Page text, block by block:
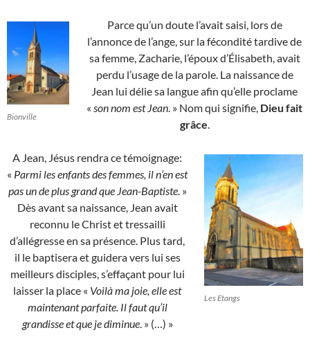
Bionville
Parce qu’un doute l’avait saisi, lors de
l’annonce de l’ange, sur la fécondité tardive de
sa femme, Zacharie, l’époux d’Élisabeth, avait
perdu l’usage de la parole. La naissance de
Jean lui délie sa langue afin qu’elle proclame
« son nom est Jean. » Nom qui signifie, Dieu fait
grâce.
Les Etangs
A Jean, Jésus rendra ce témoignage:
« Parmi les enfants des femmes, il n’en est
pas un de plus grand que Jean-Baptiste. »
Dès avant sa naissance, Jean avait
reconnu le Christ et tressailli
d’allégresse en sa présence. Plus tard,
il le baptisera et guidera vers lui ses
meilleurs disciples, s’effaçant pour lui
laisser la place « Voilà ma joie, elle est
maintenant parfaite. Il faut qu’il
grandisse et que je diminue. » (…) »